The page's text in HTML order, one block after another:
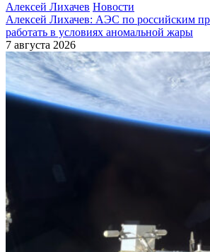
Алексей Лихачев Новости
Алексей Лихачев: АЭС по российским
работать в условиях аномальной жары
7 августа 2026